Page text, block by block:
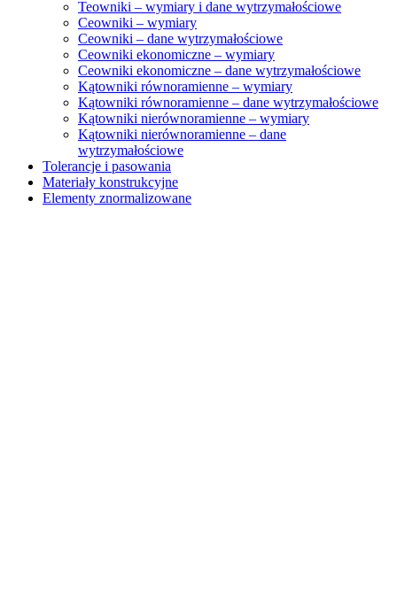
Teowniki – wymiary i dane wytrzymałościowe
Ceowniki – wymiary
Ceowniki – dane wytrzymałościowe
Ceowniki ekonomiczne – wymiary
Ceowniki ekonomiczne – dane wytrzymałościowe
Kątowniki równoramienne – wymiary
Kątowniki równoramienne – dane wytrzymałościowe
Kątowniki nierównoramienne – wymiary
Kątowniki nierównoramienne – dane
wytrzymałościowe
Tolerancje i pasowania
Materiały konstrukcyjne
Elementy znormalizowane